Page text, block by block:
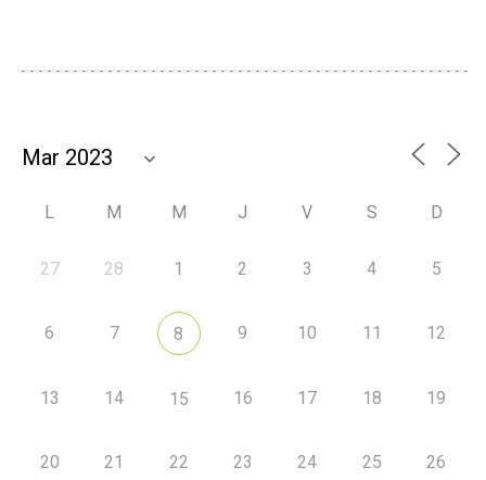
L M M J V S D
27 28 1 2 3 4 5
6 7 8 9 10 11 12
13 14 15 16 17 18 19
20 21 22 23 24 25 26